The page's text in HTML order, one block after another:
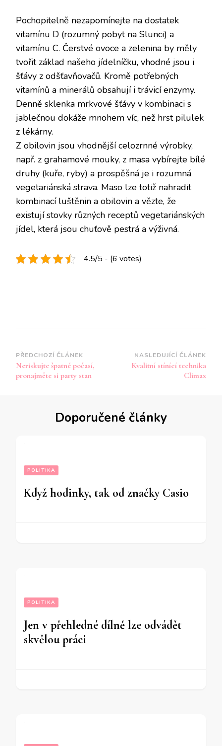
Pochopitelně nezapomínejte na dostatek
vitamínu D (rozumný pobyt na Slunci) a
vitamínu C. Čerstvé ovoce a zelenina by měly
tvořit základ našeho jídelníčku, vhodné jsou i
šťávy z odšťavňovačů. Kromě potřebných
vitamínů a minerálů obsahují i trávicí enzymy.
Denně sklenka mrkvové šťávy v kombinaci s
jablečnou dokáže mnohem víc, než hrst pilulek
z lékárny.
Z obilovin jsou vhodnější celozrnné výrobky,
např. z grahamové mouky, z masa vybírejte bílé
druhy (kuře, ryby) a prospěšná je i rozumná
vegetariánská strava. Maso lze totiž nahradit
kombinací luštěnin a obilovin a vězte, že
existují stovky různých receptů vegetariánských
jídel, která jsou chuťově pestrá a výživná.
4.5/5 - (6 votes)
Navigace
příspěvku
PŘEDCHOZÍ ČLÁNEK
Neriskujte špatné počasí,
pronajměte si party stan
NASLEDUJÍCÍ ČLÁNEK
Kvalitní stínící technika
Climax
Doporučené články
POLITIKA
Když hodinky, tak od značky Casio
POLITIKA
Jen v přehledné dílně lze odvádět
skvělou práci